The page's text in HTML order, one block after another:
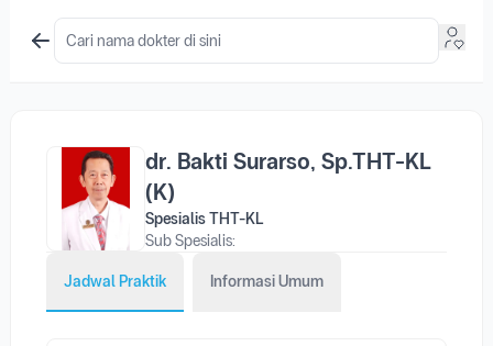
dr. Bakti Surarso, Sp.THT-KL
(K)
Spesialis THT-KL
Sub Spesialis:
Jadwal Praktik Informasi Umum